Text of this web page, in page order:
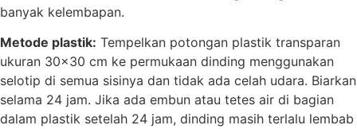
banyak kelembapan.
Metode plastik: Tempelkan potongan plastik transparan
ukuran 30×30 cm ke permukaan dinding menggunakan
selotip di semua sisinya dan tidak ada celah udara. Biarkan
selama 24 jam. Jika ada embun atau tetes air di bagian
dalam plastik setelah 24 jam, dinding masih terlalu lembab